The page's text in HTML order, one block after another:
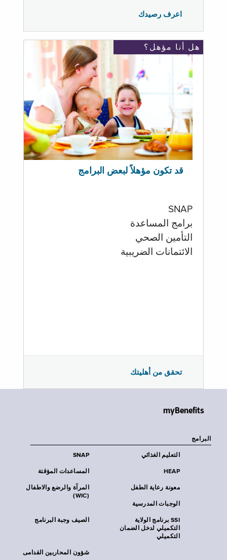
اعرف رصيدك
هل أنا مؤهل؟
قد تكون مؤهلاً لبعض البرامج
SNAP
برامج المساعدة
التأمين الصحي
الائتمانات الضريبية
تحقق من أهليتك
myBenefits
البرامج
SNAP التعليم الغذائي
المساعدات المؤقتة HEAP
المرآة والرضع والاطفال
(WIC)
معونة رعاية الطفل
الوجبات المدرسية
الصيف وجبة البرنامج
SSI برنامج الولاية
التكميلي لدخل الضمان
التكميلي
شؤون المحاربين القدامى